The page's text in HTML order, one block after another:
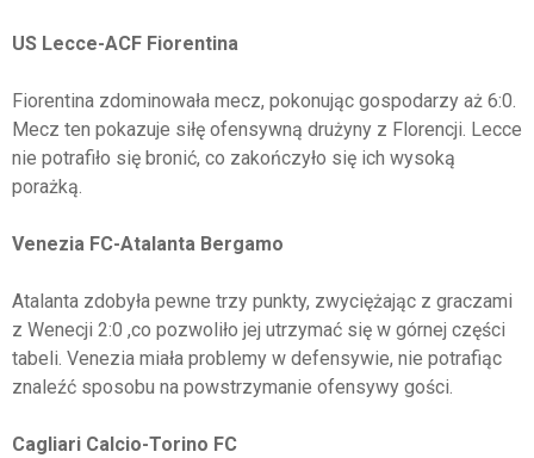
US Lecce-ACF Fiorentina
Fiorentina zdominowała mecz, pokonując gospodarzy aż 6:0.
Mecz ten pokazuje siłę ofensywną drużyny z Florencji. Lecce
nie potrafiło się bronić, co zakończyło się ich wysoką
porażką.
Venezia FC-Atalanta Bergamo
Atalanta zdobyła pewne trzy punkty, zwyciężając z graczami
z Wenecji 2:0 ,co pozwoliło jej utrzymać się w górnej części
tabeli. Venezia miała problemy w defensywie, nie potrafiąc
znaleźć sposobu na powstrzymanie ofensywy gości.
Cagliari Calcio-Torino FC